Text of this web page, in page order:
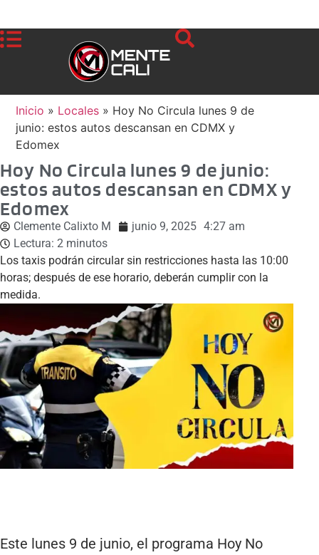
Inicio » Locales » Hoy No Circula lunes 9 de
junio: estos autos descansan en CDMX y
Edomex
Hoy No Circula lunes 9 de junio:
estos autos descansan en CDMX y
Edomex
Clemente Calixto M junio 9, 2025 4:27 am
Lectura: 2 minutos
Los taxis podrán circular sin restricciones hasta las 10:00
horas; después de ese horario, deberán cumplir con la
medida.
Este lunes 9 de junio, el programa Hoy No